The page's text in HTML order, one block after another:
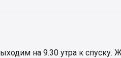
на 9.30 утра к спуску.